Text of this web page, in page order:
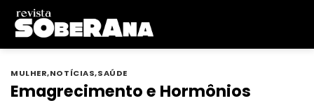
Skip
content
MULHER,NOTÍCIAS,SAÚDE
Emagrecimento e Hormônios